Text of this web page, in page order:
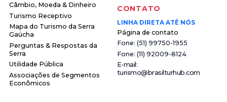
Câmbio, Moeda & Dinheiro
Turismo Receptivo
Mapa do Turismo da Serra
Gaúcha
Perguntas & Respostas da
Serra
Utilidade Pública
Associações de Segmentos
Econômicos
CONTATO
LINHA DIRETA ATÉ NÓS
Página de contato
F o n e : ( 5 1 ) 9 9 7 5 0 - 1 9 5 5
F o n e : ( 1 1 ) 9 2 0 0 9 - 8 1 2 4
E - m a i l :
t u r i s m o @ b r a s i l t u r h u b . c o m